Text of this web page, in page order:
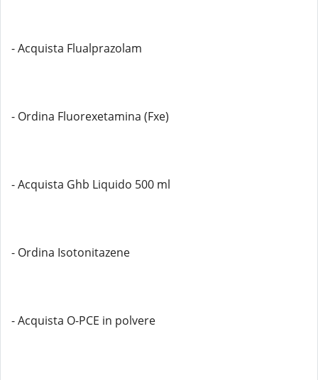
- Acquista Flualprazolam
- Ordina Fluorexetamina (Fxe)
- Acquista Ghb Liquido 500 ml
- Ordina Isotonitazene
- Acquista O-PCE in polvere